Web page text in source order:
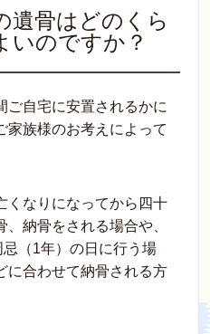
遺骨はどのくら
いのですか？
ご自宅に安置されるかに
家族様のお考えによって
くなりになってから四十
納骨をされる場合や、
（1年）の日に行う場
に合わせて納骨される方